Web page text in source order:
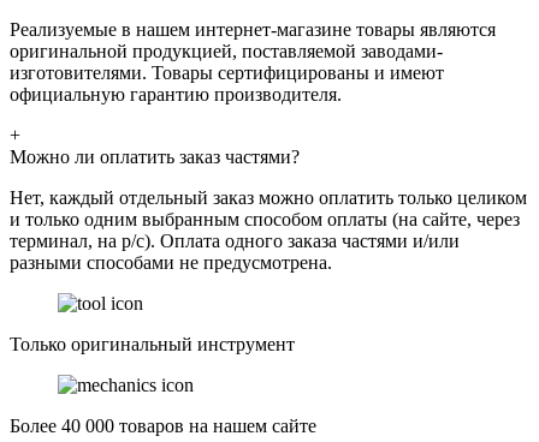
Реализуемые в нашем интернет-магазине товары являются
оригинальной продукцией, поставляемой заводами-
изготовителями. Товары сертифицированы и имеют
официальную гарантию производителя.
+
Можно ли оплатить заказ частями?
Нет, каждый отдельный заказ можно оплатить только целиком
и только одним выбранным способом оплаты (на сайте, через
терминал, на р/с). Оплата одного заказа частями и/или
разными способами не предусмотрена.
Только оригинальный инструмент
Более 40 000 товаров на нашем сайте